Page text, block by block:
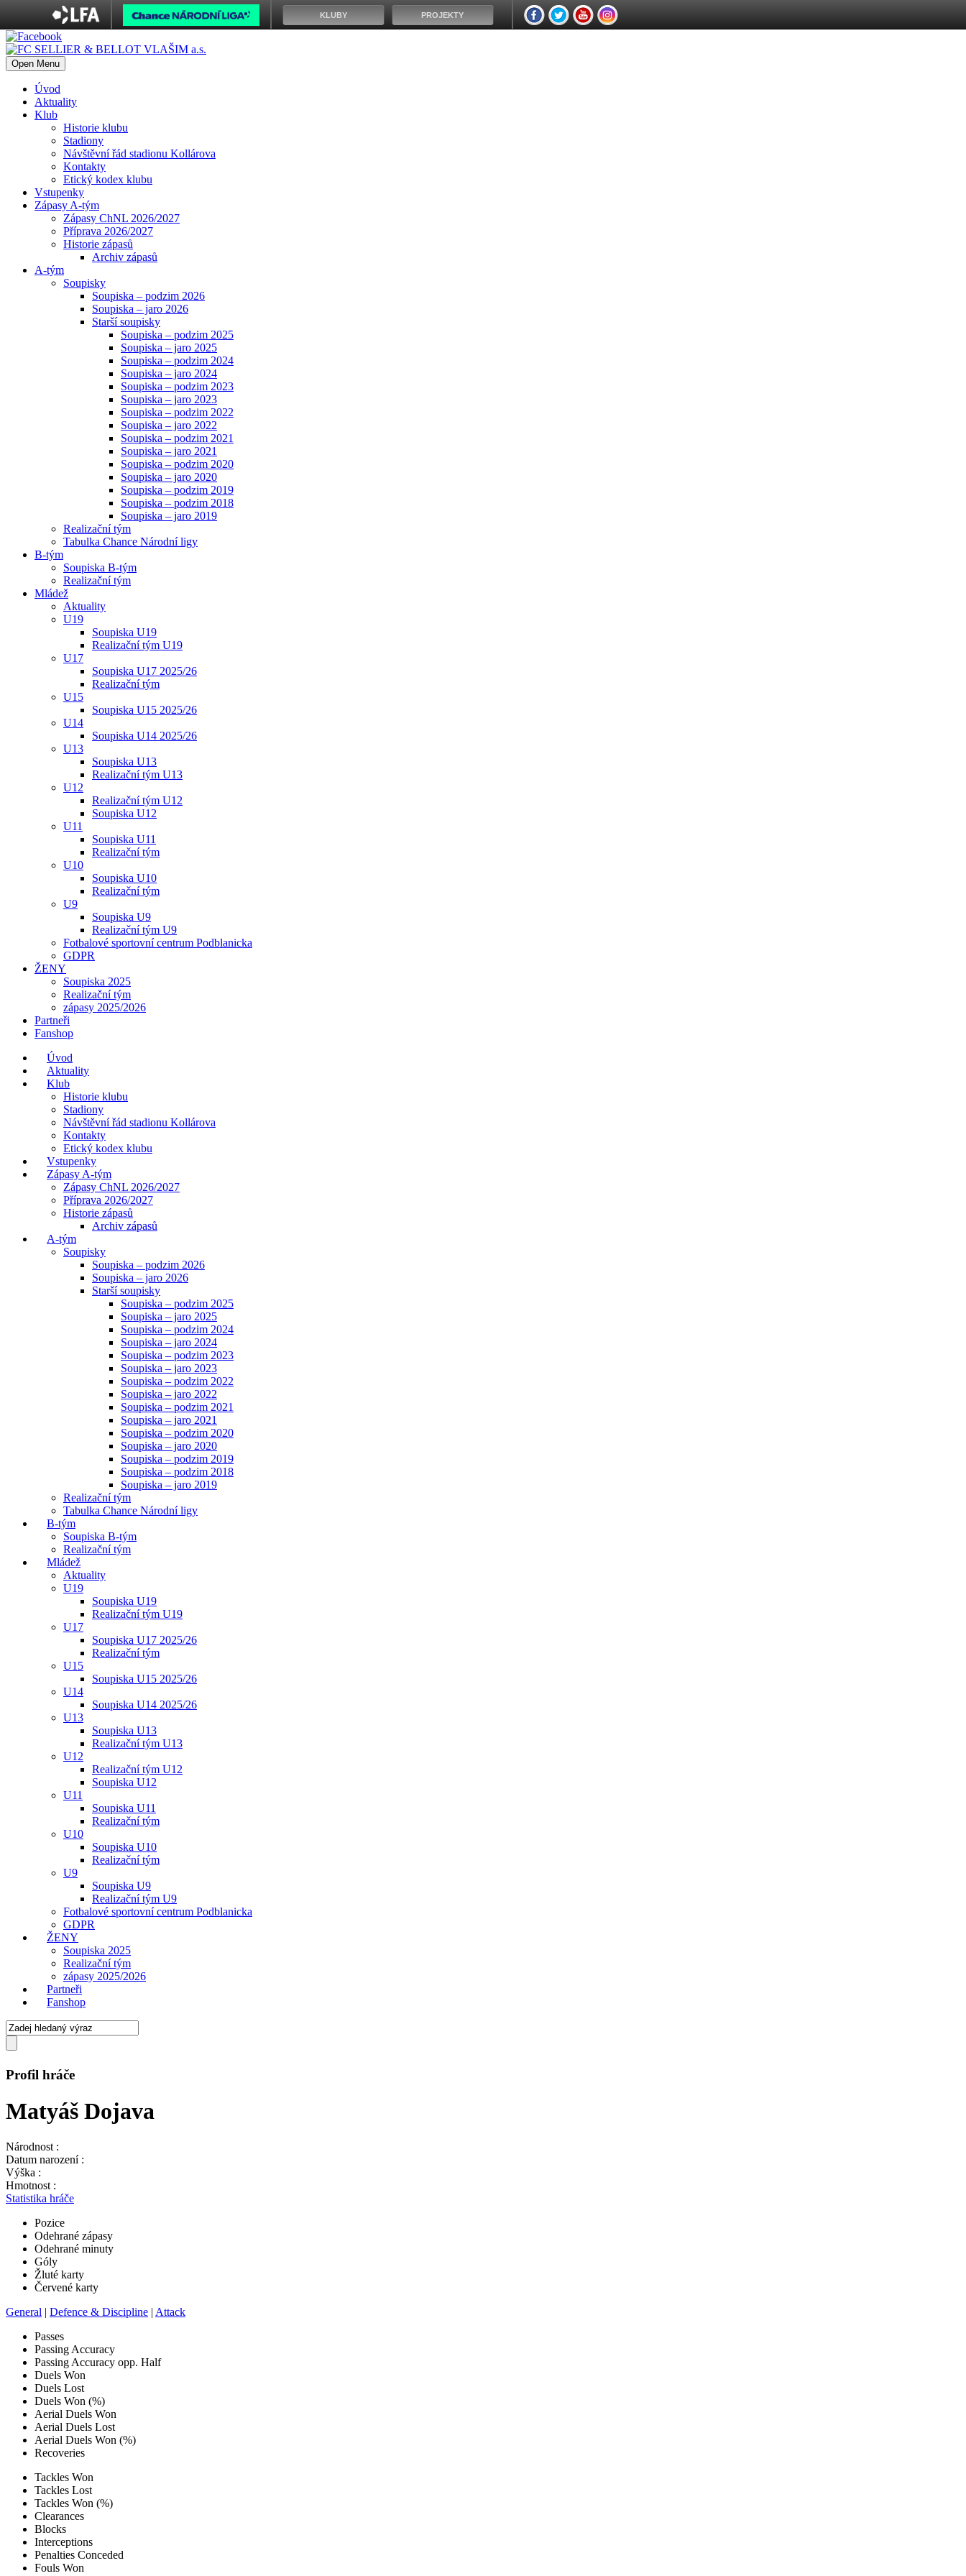
Open Menu
Úvod
Aktuality
Klub
Historie klubu
Stadiony
Návštěvní řád stadionu Kollárova
Kontakty
Etický kodex klubu
Vstupenky
Zápasy A-tým
Zápasy ChNL 2026/2027
Příprava 2026/2027
Historie zápasů
Archiv zápasů
A-tým
Soupisky
Soupiska – podzim 2026
Soupiska – jaro 2026
Starší soupisky
Soupiska – podzim 2025
Soupiska – jaro 2025
Soupiska – podzim 2024
Soupiska – jaro 2024
Soupiska – podzim 2023
Soupiska – jaro 2023
Soupiska – podzim 2022
Soupiska – jaro 2022
Soupiska – podzim 2021
Soupiska – jaro 2021
Soupiska – podzim 2020
Soupiska – jaro 2020
Soupiska – podzim 2019
Soupiska – podzim 2018
Soupiska – jaro 2019
Realizační tým
Tabulka Chance Národní ligy
B-tým
Soupiska B-tým
Realizační tým
Mládež
Aktuality
U19
Soupiska U19
Realizační tým U19
U17
Soupiska U17 2025/26
Realizační tým
U15
Soupiska U15 2025/26
U14
Soupiska U14 2025/26
U13
Soupiska U13
Realizační tým U13
U12
Realizační tým U12
Soupiska U12
U11
Soupiska U11
Realizační tým
U10
Soupiska U10
Realizační tým
U9
Soupiska U9
Realizační tým U9
Fotbalové sportovní centrum Podblanicka
GDPR
ŽENY
Soupiska 2025
Realizační tým
zápasy 2025/2026
Partneři
Fanshop
Úvod
Aktuality
Klub
Historie klubu
Stadiony
Návštěvní řád stadionu Kollárova
Kontakty
Etický kodex klubu
Vstupenky
Zápasy A-tým
Zápasy ChNL 2026/2027
Příprava 2026/2027
Historie zápasů
Archiv zápasů
A-tým
Soupisky
Soupiska – podzim 2026
Soupiska – jaro 2026
Starší soupisky
Soupiska – podzim 2025
Soupiska – jaro 2025
Soupiska – podzim 2024
Soupiska – jaro 2024
Soupiska – podzim 2023
Soupiska – jaro 2023
Soupiska – podzim 2022
Soupiska – jaro 2022
Soupiska – podzim 2021
Soupiska – jaro 2021
Soupiska – podzim 2020
Soupiska – jaro 2020
Soupiska – podzim 2019
Soupiska – podzim 2018
Soupiska – jaro 2019
Realizační tým
Tabulka Chance Národní ligy
B-tým
Soupiska B-tým
Realizační tým
Mládež
Aktuality
U19
Soupiska U19
Realizační tým U19
U17
Soupiska U17 2025/26
Realizační tým
U15
Soupiska U15 2025/26
U14
Soupiska U14 2025/26
U13
Soupiska U13
Realizační tým U13
U12
Realizační tým U12
Soupiska U12
U11
Soupiska U11
Realizační tým
U10
Soupiska U10
Realizační tým
U9
Soupiska U9
Realizační tým U9
Fotbalové sportovní centrum Podblanicka
GDPR
ŽENY
Soupiska 2025
Realizační tým
zápasy 2025/2026
Partneři
Fanshop
Profil hráče
Matyáš Dojava
Národnost :
Datum narození :
Výška :
Hmotnost :
Statistika hráče
Pozice
Odehrané zápasy
Odehrané minuty
Góly
Žluté karty
Červené karty
General | Defence & Discipline | Attack
Passes
Passing Accuracy
Passing Accuracy opp. Half
Duels Won
Duels Lost
Duels Won (%)
Aerial Duels Won
Aerial Duels Lost
Aerial Duels Won (%)
Recoveries
Tackles Won
Tackles Lost
Tackles Won (%)
Clearances
Blocks
Interceptions
Penalties Conceded
Fouls Won
KLUBY PROJEKTY